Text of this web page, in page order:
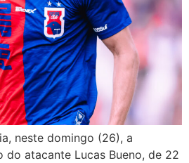
neste domingo (26), a
atacante Lucas Bueno, de 22